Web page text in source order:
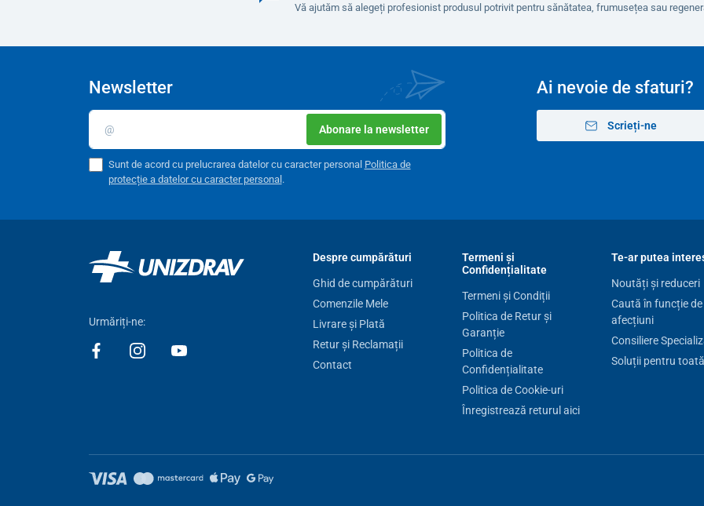
Vă ajutăm să alegeți profesionist produsul potrivit pentru sănătatea, frumusețea sau
Ai nevoie de sfaturi?
Scrieți-ne
Newsletter
Abonare la newsletter
Sunt de acord cu prelucrarea datelor cu caracter personal Politica de
protecție a datelor cu caracter personal .
Urmăriți-ne:
Despre cumpărături
Ghid de cumpărături
Comenzile Mele
Livrare și Plată
Retur și Reclamații
Contact
Termeni și
Confidențialitate
Termeni și Condiții
Politica de Retur și
Garanție
Politica de
Confidențialitate
Politica de Cookie-uri
Înregistrează returul aici
Te-ar putea
Noutăți și reduceri
Caută în funcție de
afecțiuni
Consiliere
Soluții pentru